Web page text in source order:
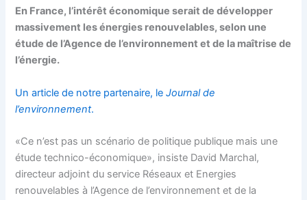
En France, l’intérêt économique serait de développer
massivement les énergies renouvelables, selon une
étude de l’Agence de l’environnement et de la maîtrise de
l’énergie.
Un article de notre partenaire, leJournal de
l’environnement.
«Ce n’est pas un scénario de politique publique mais une
étude technico-économique», insiste David Marchal,
directeur adjoint du service Réseaux et Energies
renouvelables à l’Agence de l’environnement et de la